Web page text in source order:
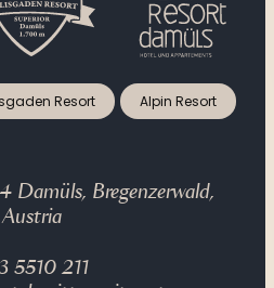
Resort Alpin Resort
Damüls, Bregenzerwald,
Austria
5510 211